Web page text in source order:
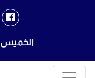
الخميس